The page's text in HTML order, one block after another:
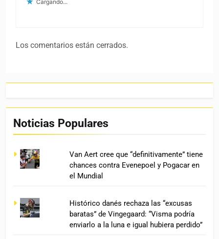
Cargando...
Los comentarios están cerrados.
Noticias Populares
Van Aert cree que “definitivamente” tiene
chances contra Evenepoel y Pogacar en
el Mundial
Histórico danés rechaza las “excusas
baratas” de Vingegaard: “Visma podría
enviarlo a la luna e igual hubiera perdido”